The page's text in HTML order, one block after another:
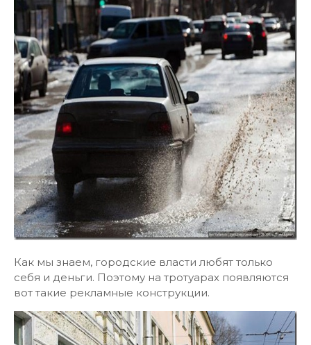
Как мы знаем, городские власти любят только
себя и деньги. Поэтому на тротуарах появляются
вот такие рекламные конструкции.